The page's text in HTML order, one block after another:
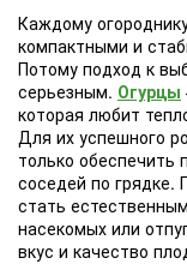
Каждому
компактными и
Потому подход к
серьезным. Огурцы
которая любит
Для их успешного
только обеспечить
соседей по грядке.
стать
насекомых или
вкус и качество